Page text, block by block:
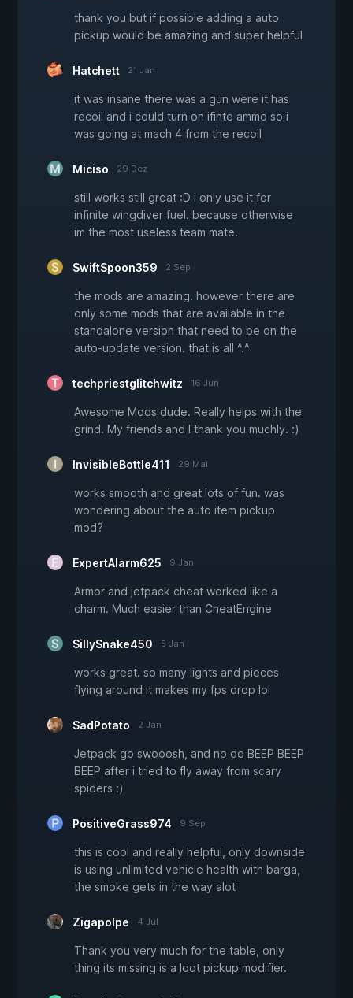
thank you but if possible adding a auto
pickup would be amazing and super helpful
Hatchett 21 Jan
it was insane there was a gun were it has
recoil and i could turn on ifinte ammo so i
was going at mach 4 from the recoil
Miciso 29 Dez
still works still great :D i only use it for
infinite wingdiver fuel. because otherwise
im the most useless team mate.
SwiftSpoon359 2 Sep
the mods are amazing. however there are
only some mods that are available in the
standalone version that need to be on the
auto-update version. that is all ^.^
techpriestglitchwitz 16 Jun
Awesome Mods dude. Really helps with the
grind. My friends and I thank you muchly. :)
InvisibleBottle411 29 Mai
works smooth and great lots of fun. was
wondering about the auto item pickup
mod?
ExpertAlarm625 9 Jan
Armor and jetpack cheat worked like a
charm. Much easier than CheatEngine
SillySnake450 5 Jan
works great. so many lights and pieces
flying around it makes my fps drop lol
SadPotato 2 Jan
Jetpack go swooosh, and no do BEEP BEEP
BEEP after i tried to fly away from scary
spiders :)
PositiveGrass974 9 Sep
this is cool and really helpful, only downside
is using unlimited vehicle health with barga,
the smoke gets in the way alot
Zigapolpe 4 Jul
Thank you very much for the table, only
thing its missing is a loot pickup modifier.